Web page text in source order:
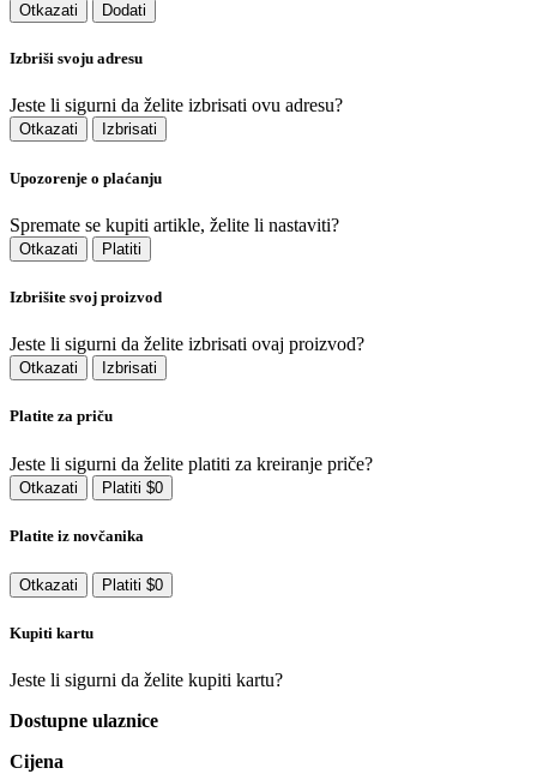
Otkazati Dodati
Izbriši svoju adresu
Jeste li sigurni da želite izbrisati ovu adresu?
Otkazati Izbrisati
Upozorenje o plaćanju
Spremate se kupiti artikle, želite li nastaviti?
Otkazati Platiti
Izbrišite svoj proizvod
Jeste li sigurni da želite izbrisati ovaj proizvod?
Otkazati Izbrisati
Platite za priču
Jeste li sigurni da želite platiti za kreiranje priče?
Otkazati Platiti $0
Platite iz novčanika
Otkazati Platiti $0
Kupiti kartu
Jeste li sigurni da želite kupiti kartu?
Dostupne ulaznice
Cijena